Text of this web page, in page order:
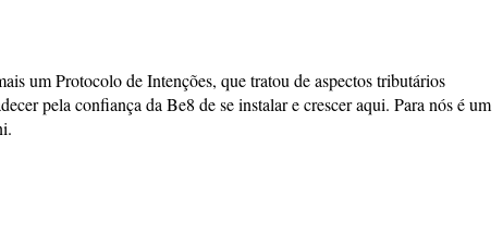
um Protocolo de Intenções, que tratou de aspectos tributários
pela confiança da Be8 de se instalar e crescer aqui. Para nós é um